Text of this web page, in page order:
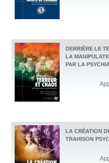
DERRIÈRE LE
LA
PAR LA
LA CRÉATION
TRAHISON